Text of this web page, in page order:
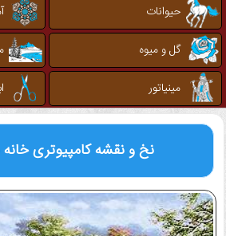
حیوانات
گل و میوه
مینیاتور
نخ و نقشه کامپیوتری